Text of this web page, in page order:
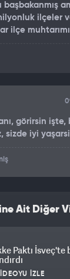
ilçeler
ilçe
görirsin işte,
sizde iyi
Ait Diğer
Paktı İsveç'te
İZLE